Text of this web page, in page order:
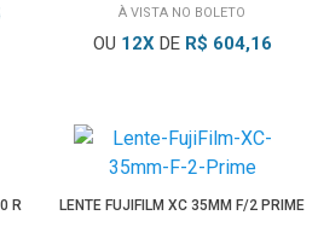
À VISTA NO BOLETO
OU 12XDE R$ 604,16
R
LENTE FUJIFILM XC 35MM F/2 PRIME